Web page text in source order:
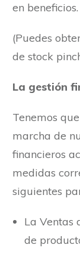
en beneficios.
(Puedes
de stock
La gestión
Tenemos
marcha de
financieros
medidas
siguientes
La Ventas
de